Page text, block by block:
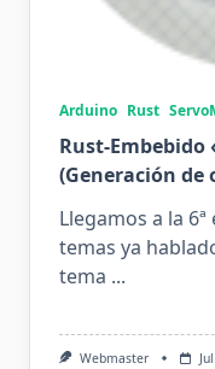
Arduino Rust
Rust-
(Generación de
Llegamos a la
temas ya
tema ...
Webmaster